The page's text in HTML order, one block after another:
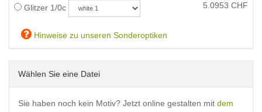
Glitzer 1/0c 5.0953 CHF
Hinweise zu unseren Sonderoptiken
Wählen Sie eine Datei
Sie haben noch kein Motiv? Jetzt online gestalten mit dem